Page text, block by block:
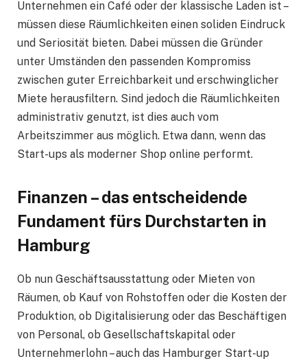
Unternehmen ein Café oder der klassische Laden ist –
müssen diese Räumlichkeiten einen soliden Eindruck
und Seriosität bieten. Dabei müssen die Gründer
unter Umständen den passenden Kompromiss
zwischen guter Erreichbarkeit und erschwinglicher
Miete herausfiltern. Sind jedoch die Räumlichkeiten
administrativ genutzt, ist dies auch vom
Arbeitszimmer aus möglich. Etwa dann, wenn das
Start-ups als moderner Shop online performt.
Finanzen – das entscheidende
Fundament fürs Durchstarten in
Hamburg
Ob nun Geschäftsausstattung oder Mieten von
Räumen, ob Kauf von Rohstoffen oder die Kosten der
Produktion, ob Digitalisierung oder das Beschäftigen
von Personal, ob Gesellschaftskapital oder
Unternehmerlohn – auch das Hamburger Start-up